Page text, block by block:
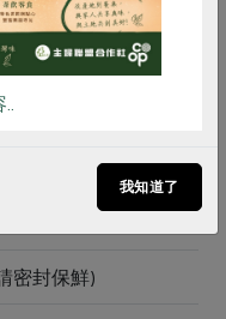
密封保鮮)
我知道了